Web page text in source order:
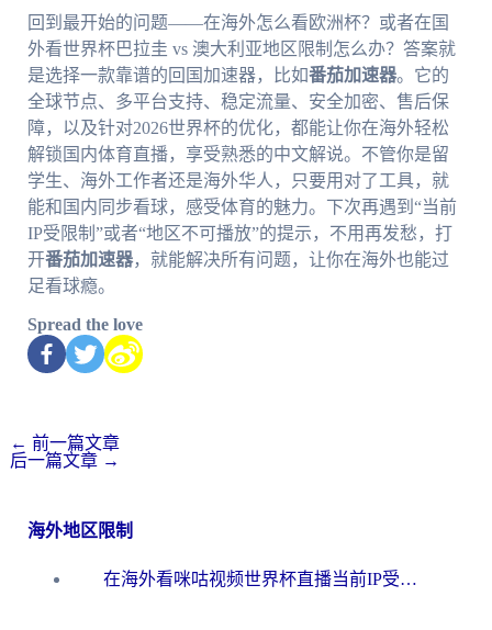
回到最开始的问题——在海外怎么看欧洲杯？或者在国
外看世界杯巴拉圭 vs 澳大利亚地区限制怎么办？答案就
是选择一款靠谱的回国加速器，比如番茄加速器。它的
全球节点、多平台支持、稳定流量、安全加密、售后保
障，以及针对2026世界杯的优化，都能让你在海外轻松
解锁国内体育直播，享受熟悉的中文解说。不管你是留
学生、海外工作者还是海外华人，只要用对了工具，就
能和国内同步看球，感受体育的魅力。下次再遇到“当前
IP受限制”或者“地区不可播放”的提示，不用再发愁，打
开番茄加速器，就能解决所有问题，让你在海外也能过
足看球瘾。
Spread the love
← 前一篇文章
后一篇文章 →
海外地区限制
在海外看咪咕视频世界杯直播当前IP受限制？这篇指南帮你搞定所有体育赛事观看难题